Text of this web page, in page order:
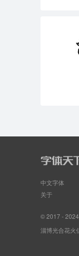
中文字体
关于
© 2017 -
淄博光合花火